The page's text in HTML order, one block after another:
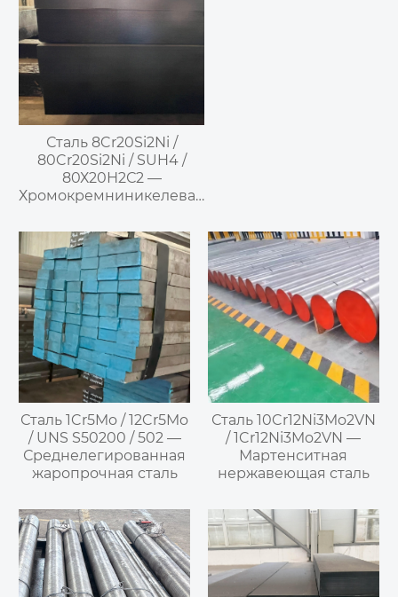
Сталь 8Cr20Si2Ni /
80Cr20Si2Ni / SUH4 /
80Х20Н2С2 —
Хромокремниникелевая
клапанная сталь
Сталь 1Cr5Mo / 12Cr5Mo
/ UNS S50200 / 502 —
Среднелегированная
жаропрочная сталь
Сталь 10Cr12Ni3Mo2VN
/ 1Cr12Ni3Mo2VN —
Мартенситная
нержавеющая сталь